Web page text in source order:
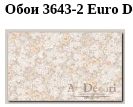
Обои 3643-2 Euro